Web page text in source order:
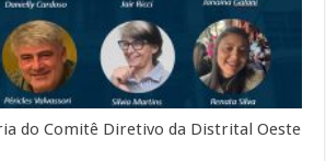
do Comitê Diretivo da Distrital Oeste